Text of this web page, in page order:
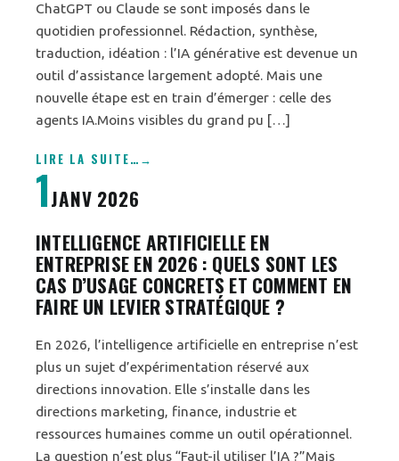
ChatGPT ou Claude se sont imposés dans le
quotidien professionnel. Rédaction, synthèse,
traduction, idéation : l’IA générative est devenue un
outil d’assistance largement adopté. Mais une
nouvelle étape est en train d’émerger : celle des
agents IA.Moins visibles du grand pu […]
LIRE LA SUITE…
1JANV 2026
INTELLIGENCE ARTIFICIELLE EN
ENTREPRISE EN 2026 : QUELS SONT LES
CAS D’USAGE CONCRETS ET COMMENT EN
FAIRE UN LEVIER STRATÉGIQUE ?
En 2026, l’intelligence artificielle en entreprise n’est
plus un sujet d’expérimentation réservé aux
directions innovation. Elle s’installe dans les
directions marketing, finance, industrie et
ressources humaines comme un outil opérationnel.
La question n’est plus “Faut-il utiliser l’IA ?”Mais